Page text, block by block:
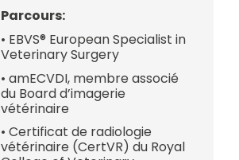
Parcours:
• EBVS® European Specialist in
Veterinary Surgery
• amECVDI, membre associé
du Board d’imagerie
vétérinaire
• Certificat de radiologie
vétérinaire (CertVR) du Royal